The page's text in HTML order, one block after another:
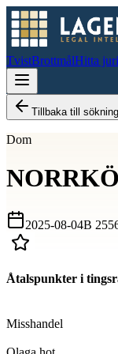
TvistBrottmålHitta
Tillbaka till sökning
Dom
2025-08-04B
Åtalspunkter i
Misshandel